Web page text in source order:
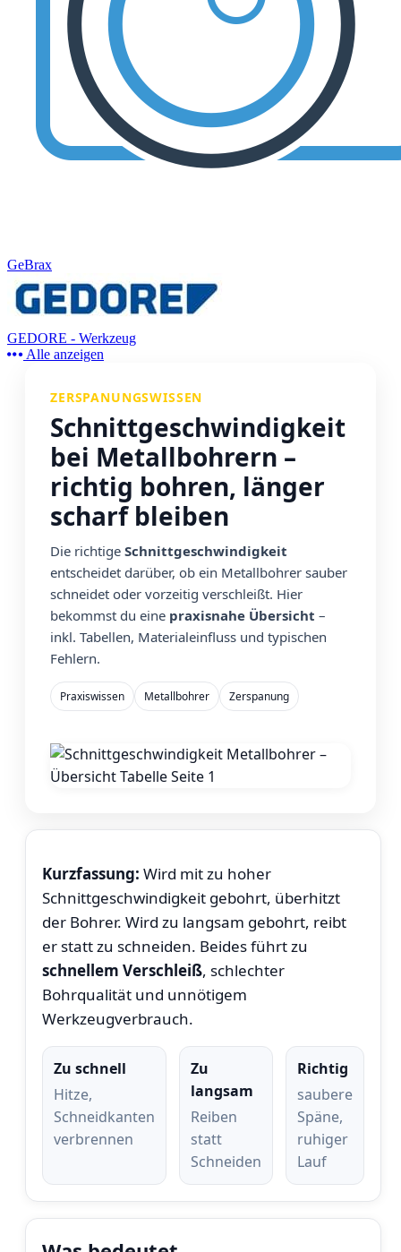
GeBrax
GEDORE - Werkzeug
Alle anzeigen
ZERSPANUNGSWISSEN
Schnittgeschwindigkeit
bei Metallbohrern –
richtig bohren, länger
scharf bleiben
Die richtige Schnittgeschwindigkeit
entscheidet darüber, ob ein Metallbohrer sauber
schneidet oder vorzeitig verschleißt. Hier
bekommst du eine praxisnahe Übersicht –
inkl. Tabellen, Materialeinfluss und typischen
Fehlern.
Praxiswissen Metallbohrer Zerspanung
Kurzfassung: Wird mit zu hoher
Schnittgeschwindigkeit gebohrt, überhitzt
der Bohrer. Wird zu langsam gebohrt, reibt
er statt zu schneiden. Beides führt zu
schnellem Verschleiß, schlechter
Bohrqualität und unnötigem
Werkzeugverbrauch.
Zu schnell
Hitze,
Schneidkanten
verbrennen
Zu
langsam
Reiben
statt
Schneiden
Richtig
saubere
Späne,
ruhiger
Lauf